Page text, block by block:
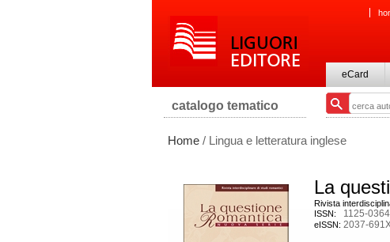
eCard
catalogo tematico
Home / Lingua e letteratura inglese
La
Rivista
ISSN:
1125-0364
eISSN: 2037-